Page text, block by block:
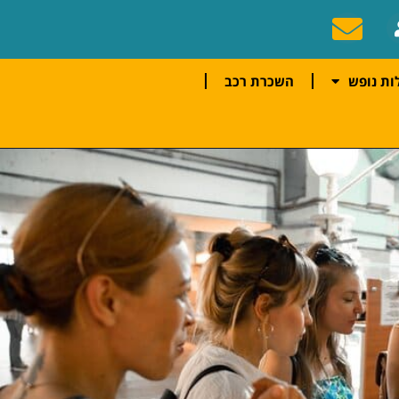
נופש השכרת רכב